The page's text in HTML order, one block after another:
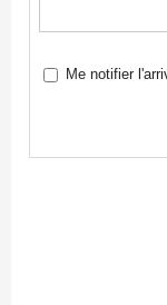
Me notifier